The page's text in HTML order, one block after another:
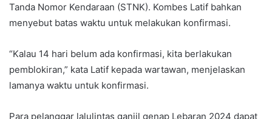
Tanda Nomor Kendaraan (STNK). Kombes Latif bahkan
menyebut batas waktu untuk melakukan konfirmasi.
“Kalau 14 hari belum ada konfirmasi, kita berlakukan
pemblokiran,” kata Latif kepada wartawan, menjelaskan
lamanya waktu untuk konfirmasi.
Para pelanggar lalulintas ganjil genap Lebaran 2024 dapat